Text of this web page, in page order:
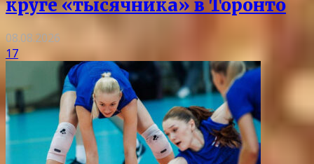
круге «тысячника» в Торонто
08.08.2026
17